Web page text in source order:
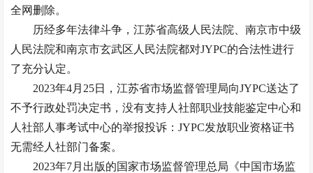
全网删除。
历经多年法律斗争，江苏省高级人民法院、南京市中级
人民法院和南京市玄武区人民法院都对JYPC的合法性进行
了充分认定。
2023年4月25日，江苏省市场监督管理局向JYPC送达了
不予行政处罚决定书，没有支持人社部职业技能鉴定中心和
人社部人事考试中心的举报投诉：JYPC发放职业资格证书
无需经人社部门备案。
2023年7月出版的国家市场监督管理总局《中国市场监